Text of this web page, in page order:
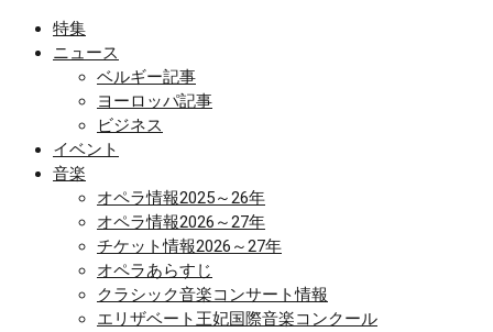
特集
ニュース
ベルギー記事
ヨーロッパ記事
ビジネス
イベント
音楽
オペラ情報2025～26年
オペラ情報2026～27年
チケット情報2026～27年
オペラあらすじ
クラシック音楽コンサート情報
エリザベート王妃国際音楽コンクール